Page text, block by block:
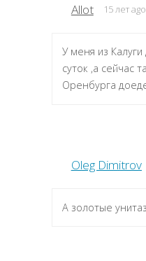
Allot 15 лет ago
У меня из
суток ,а сейчас
Оренбурга
Oleg Dimitrov
А золотые